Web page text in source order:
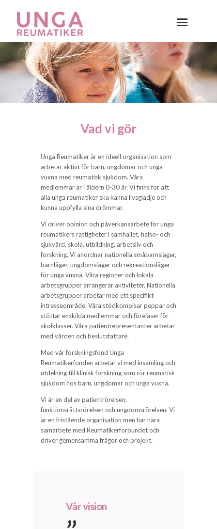
Vad vi gör
Unga Reumatiker är en ideell organisation som
arbetar aktivt för barn, ungdomar och unga
vuxna med reumatisk sjukdom. Våra
medlemmar är i åldern 0-30 år. Vi finns för att
alla unga reumatiker ska känna livsglädje och
kunna uppfylla sina drömmar.
Vi driver opinion och påverkansarbete för unga
reumatikers rättigheter i samhället, hälso- och
sjukvård, skola, utbildning, arbetsliv och
forskning. Vi anordnar nationella småbarnsläger,
barnläger, ungdomsläger och rekreationsläger
för unga vuxna. Våra regioner och lokala
arbetsgrupper arrangerar aktiviteter. Nationella
arbetsgrupper arbetar med ett specifikt
intresseområde. Våra stödkompisar peppar och
stöttar enskilda medlemmar och föreläser för
skolklasser. Våra patientrepresentanter arbetar
med vården och beslutsfattare.
Med vår forskningsfond Unga
Reumatikerfonden arbetar vi med insamling och
utdelning till klinisk forskning som rör reumatisk
sjukdom hos barn, ungdomar och unga vuxna.
Vi är en del av patientrörelsen,
funktionsrättsrörelsen och ungdomsrörelsen. Vi
är en fristående organisation men har nära
samarbete med Reumatikerförbundet och
driver gemensamma frågor och projekt.
Vår vision